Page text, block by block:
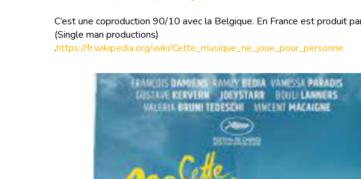
C’est une coproduction 90/10 avec la Belgique. En France est produit
(Single man productions)
.https://fr.wikipedia.org/wiki/Cette_musique_ne_joue_pour_personne